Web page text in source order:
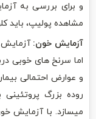
و برای بررسی به
مشاهده پولیپ، باید
آزمایش خون:
اما سرنخ های خوبی
و عوارض احتمالی
میسازد. با آزمایش